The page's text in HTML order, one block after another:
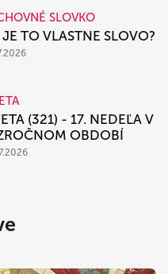
SLOVKO
TO VLASTNE SLOVO?
(321) - 17. NEDEĽA V
OBDOBÍ